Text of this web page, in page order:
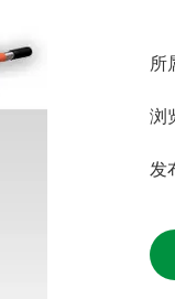
所
浏
发